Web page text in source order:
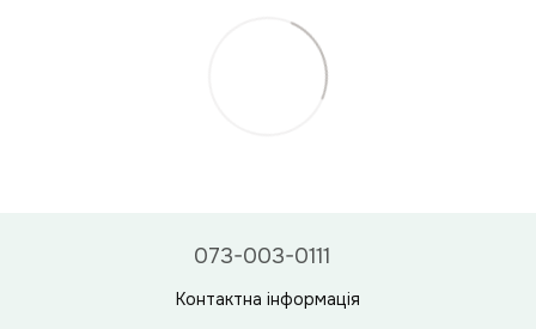
073-003-0111
Контактна інформація